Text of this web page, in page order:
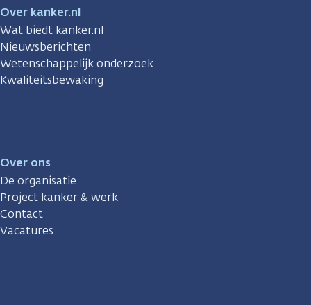
Over kanker.nl
Wat biedt kanker.nl
Nieuwsberichten
Wetenschappelijk onderzoek
Kwaliteitsbewaking
Over ons
De organisatie
Project kanker & werk
Contact
Vacatures